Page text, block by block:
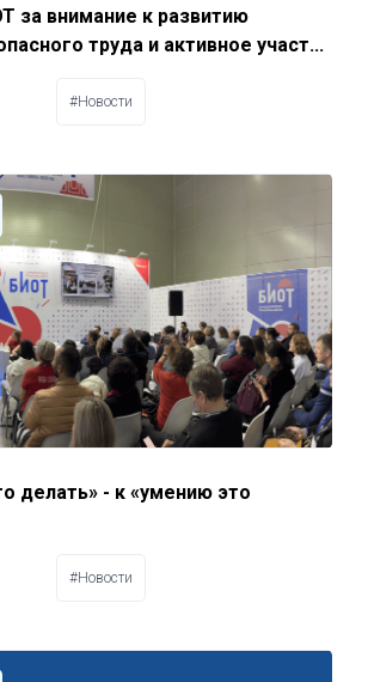
за внимание к развитию
труда и активное участ...
#Новости
делать» - к «умению это
#Новости